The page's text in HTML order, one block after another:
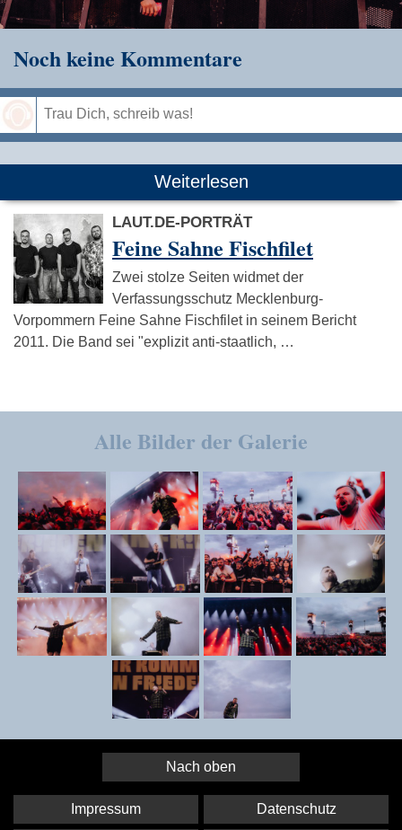
Noch keine Kommentare
Weiterlesen
LAUT.DE-PORTRÄT
Feine Sahne Fischfilet
Zwei stolze Seiten widmet der
Verfassungsschutz Mecklenburg-
Vorpommern Feine Sahne Fischfilet in seinem Bericht
2011. Die Band sei "explizit anti-staatlich, …
Alle Bilder der Galerie
Nach oben
Impressum Datenschutz